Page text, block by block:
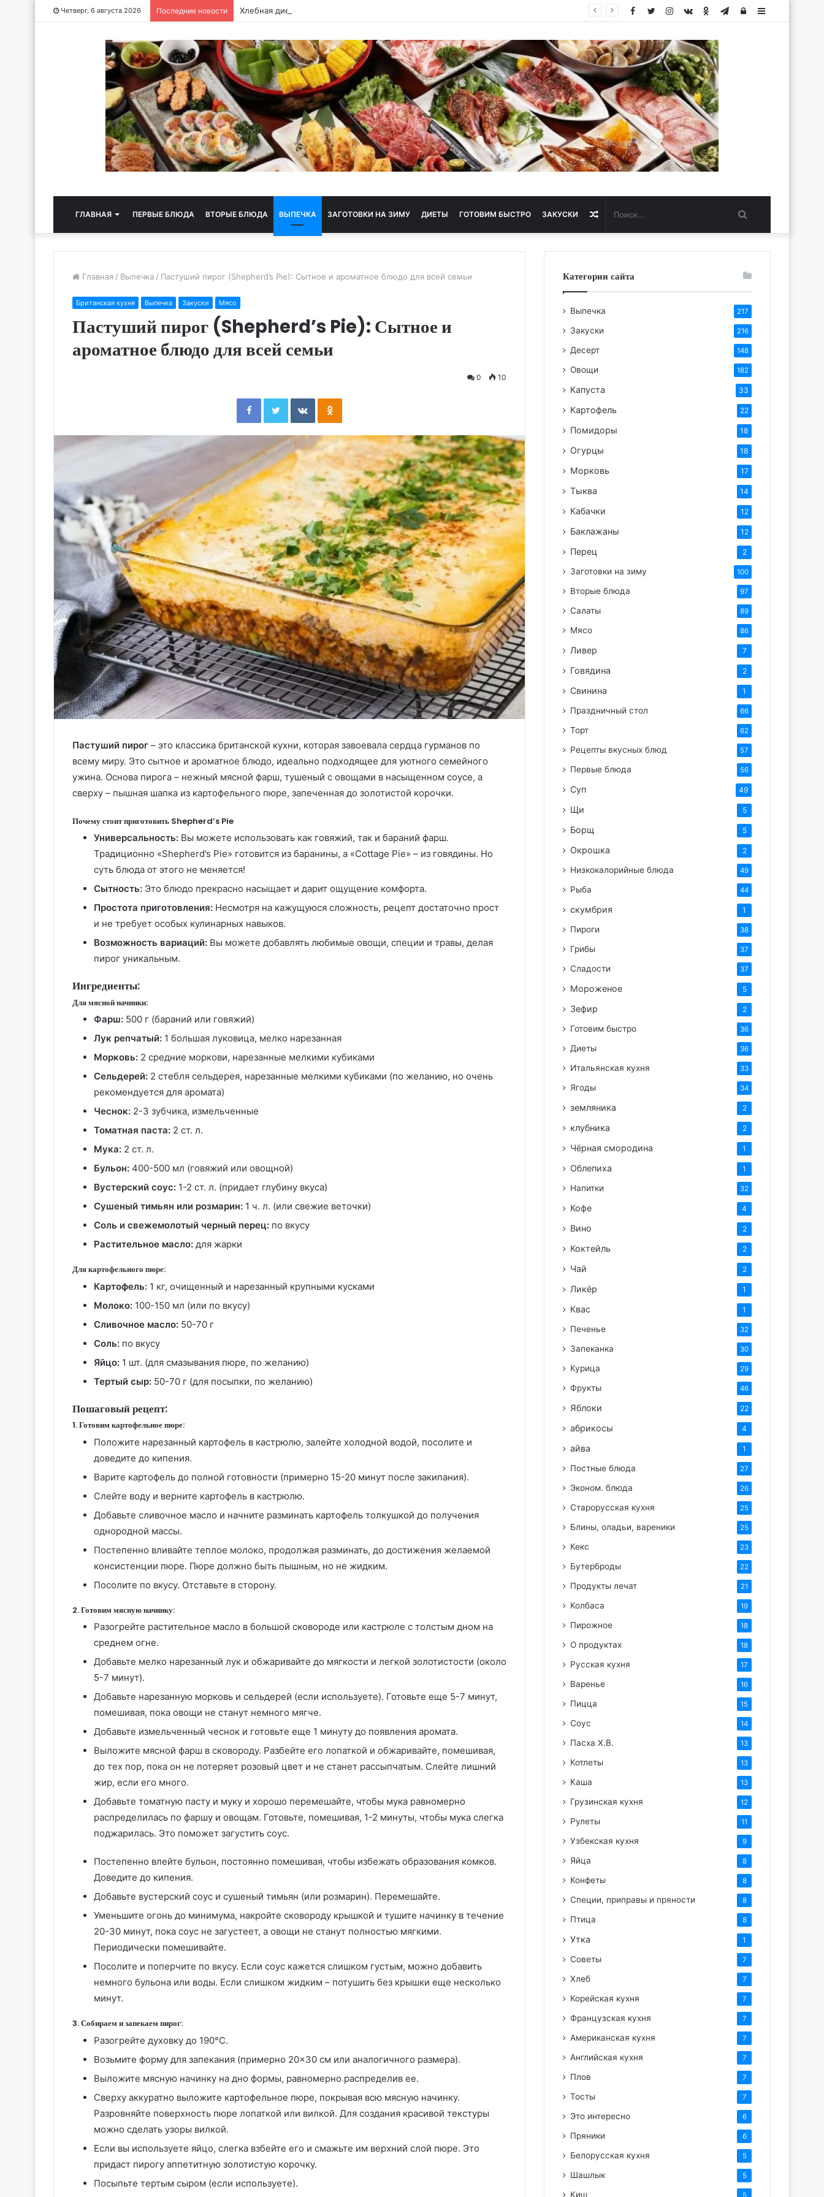
Четверг, 6 августа 2026 Последние новости Хлебная диета Sidebar
Авторизация
Telegram
Одноклассники
vk.com
Instagram
Twitter
Facebook
ГЛАВНАЯ ПЕРВЫЕ БЛЮДА ВТОРЫЕ БЛЮДА ВЫПЕЧКА ЗАГОТОВКИ НА ЗИМУ ДИЕТЫ ГОТОВИМ БЫСТРО ЗАКУСКИ Случайная
статья
Главная / Выпечка / Пастуший пирог (Shepherd’s Pie): Сытное и ароматное блюдо для всей семьи
Британская кухня Выпечка Закуски Мясо
Пастуший пирог (Shepherd’s Pie): Сытное и
ароматное блюдо для всей семьи
0 10
FacebookTwitterВконтактеОдноклассники
Пастуший пирог – это классика британской кухни, которая завоевала сердца гурманов по
всему миру. Это сытное и ароматное блюдо, идеально подходящее для уютного семейного
ужина. Основа пирога – нежный мясной фарш, тушеный с овощами в насыщенном соусе, а
сверху – пышная шапка из картофельного пюре, запеченная до золотистой корочки.
Почему стоит приготовить Shepherd’s Pie
Универсальность: Вы можете использовать как говяжий, так и бараний фарш.
Традиционно «Shepherd’s Pie» готовится из баранины, а «Cottage Pie» – из говядины. Но
суть блюда от этого не меняется!
Сытность: Это блюдо прекрасно насыщает и дарит ощущение комфорта.
Простота приготовления: Несмотря на кажущуюся сложность, рецепт достаточно прост
и не требует особых кулинарных навыков.
Возможность вариаций: Вы можете добавлять любимые овощи, специи и травы, делая
пирог уникальным.
Ингредиенты:
Для мясной начинки:
Фарш: 500 г (бараний или говяжий)
Лук репчатый: 1 большая луковица, мелко нарезанная
Морковь: 2 средние моркови, нарезанные мелкими кубиками
Сельдерей: 2 стебля сельдерея, нарезанные мелкими кубиками (по желанию, но очень
рекомендуется для аромата)
Чеснок: 2-3 зубчика, измельченные
Томатная паста: 2 ст. л.
Мука: 2 ст. л.
Бульон: 400-500 мл (говяжий или овощной)
Вустерский соус: 1-2 ст. л. (придает глубину вкуса)
Сушеный тимьян или розмарин: 1 ч. л. (или свежие веточки)
Соль и свежемолотый черный перец: по вкусу
Растительное масло: для жарки
Для картофельного пюре:
Картофель: 1 кг, очищенный и нарезанный крупными кусками
Молоко: 100-150 мл (или по вкусу)
Сливочное масло: 50-70 г
Соль: по вкусу
Яйцо: 1 шт. (для смазывания пюре, по желанию)
Тертый сыр: 50-70 г (для посыпки, по желанию)
Пошаговый рецепт:
1. Готовим картофельное пюре:
Положите нарезанный картофель в кастрюлю, залейте холодной водой, посолите и
доведите до кипения.
Варите картофель до полной готовности (примерно 15-20 минут после закипания).
Слейте воду и верните картофель в кастрюлю.
Добавьте сливочное масло и начните разминать картофель толкушкой до получения
однородной массы.
Постепенно вливайте теплое молоко, продолжая разминать, до достижения желаемой
консистенции пюре. Пюре должно быть пышным, но не жидким.
Посолите по вкусу. Отставьте в сторону.
2. Готовим мясную начинку:
Разогрейте растительное масло в большой сковороде или кастрюле с толстым дном на
среднем огне.
Добавьте мелко нарезанный лук и обжаривайте до мягкости и легкой золотистости (около
5-7 минут).
Добавьте нарезанную морковь и сельдерей (если используете). Готовьте еще 5-7 минут,
помешивая, пока овощи не станут немного мягче.
Добавьте измельченный чеснок и готовьте еще 1 минуту до появления аромата.
Выложите мясной фарш в сковороду. Разбейте его лопаткой и обжаривайте, помешивая,
до тех пор, пока он не потеряет розовый цвет и не станет рассыпчатым. Слейте лишний
жир, если его много.
Добавьте томатную пасту и муку и хорошо перемешайте, чтобы мука равномерно
распределилась по фаршу и овощам. Готовьте, помешивая, 1-2 минуты, чтобы мука слегка
поджарилась. Это поможет загустить соус.
Постепенно влейте бульон, постоянно помешивая, чтобы избежать образования комков.
Доведите до кипения.
Добавьте вустерский соус и сушеный тимьян (или розмарин). Перемешайте.
Уменьшите огонь до минимума, накройте сковороду крышкой и тушите начинку в течение
20-30 минут, пока соус не загустеет, а овощи не станут полностью мягкими.
Периодически помешивайте.
Посолите и поперчите по вкусу. Если соус кажется слишком густым, можно добавить
немного бульона или воды. Если слишком жидким – потушить без крышки еще несколько
минут.
3. Собираем и запекаем пирог:
Разогрейте духовку до 190°C.
Возьмите форму для запекания (примерно 20×30 см или аналогичного размера).
Выложите мясную начинку на дно формы, равномерно распределив ее.
Сверху аккуратно выложите картофельное пюре, покрывая всю мясную начинку.
Разровняйте поверхность пюре лопаткой или вилкой. Для создания красивой текстуры
можно сделать узоры вилкой.
Если вы используете яйцо, слегка взбейте его и смажьте им верхний слой пюре. Это
придаст пирогу аппетитную золотистую корочку.
Посыпьте тертым сыром (если используете).
Категории сайта
Выпечка 217
Закуски 216
Десерт 148
Овощи 182
Капуста 33
Картофель 22
Помидоры 18
Огурцы 18
Морковь 17
Тыква 14
Кабачки 12
Баклажаны 12
Перец 2
Заготовки на зиму 100
Вторые блюда 97
Салаты 89
Мясо 86
Ливер 7
Говядина 2
Свинина 1
Праздничный стол 66
Торт 62
Рецепты вкусных блюд 57
Первые блюда 56
Суп 49
Щи 5
Борщ 5
Окрошка 2
Низкокалорийные блюда 49
Рыба 44
скумбрия 1
Пироги 38
Грибы 37
Сладости 37
Мороженое 5
Зефир 2
Готовим быстро 36
Диеты 36
Итальянская кухня 33
Ягоды 34
земляника 2
клубника 2
Чёрная смородина 1
Облепиха 1
Напитки 32
Кофе 4
Вино 2
Коктейль 2
Чай 2
Ликёр 1
Квас 1
Печенье 32
Запеканка 30
Курица 29
Фрукты 46
Яблоки 22
абрикосы 4
айва 1
Постные блюда 27
Эконом. блюда 26
Старорусская кухня 25
Блины, оладьи, вареники 25
Кекс 23
Бутерброды 22
Продукты лечат 21
Колбаса 19
Пирожное 18
О продуктах 18
Русская кухня 17
Варенье 16
Пицца 15
Соус 14
Пасха Х.В. 13
Котлеты 13
Каша 13
Грузинская кухня 12
Рулеты 11
Узбекская кухня 9
Яйца 8
Конфеты 8
Специи, приправы и пряности 8
Птица 8
Утка 1
Советы 7
Хлеб 7
Корейская кухня 7
Французская кухня 7
Американская кухня 7
Английская кухня 7
Плов 7
Тосты 7
Это интересно 6
Пряники 6
Белорусская кухня 5
Шашлык 5
Киш 5